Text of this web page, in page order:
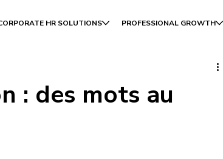
HR SOLUTIONS PROFESSIONAL GROWTH
: des mots au